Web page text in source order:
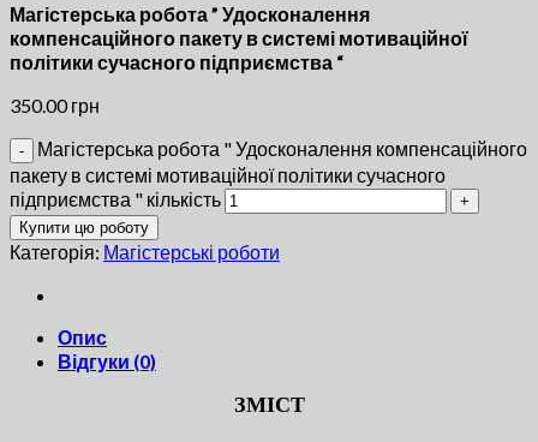
Магістерська робота ” Удосконалення
компенсаційного пакету в системі мотиваційної
політики сучасного підприємства “
350.00грн
Магістерська робота " Удосконалення компенсаційного
пакету в системі мотиваційної політики сучасного
підприємства " кількість
Купити цю роботу
Категорія: Магістерські роботи
Опис
Відгуки (0)
ЗМICТ